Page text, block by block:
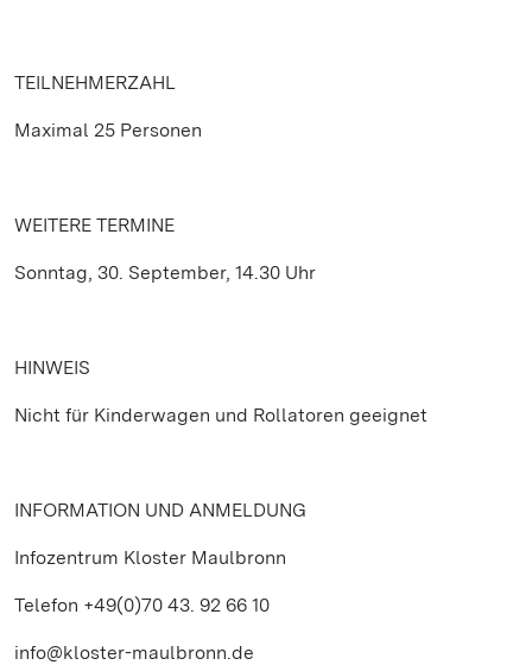
TEILNEHMERZAHL
Maximal 25 Personen
WEITERE TERMINE
Sonntag, 30. September, 14.30 Uhr
HINWEIS
Nicht für Kinderwagen und Rollatoren geeignet
INFORMATION UND ANMELDUNG
Infozentrum Kloster Maulbronn
Telefon +49(0)70 43. 92 66 10
info@kloster-maulbronn.de